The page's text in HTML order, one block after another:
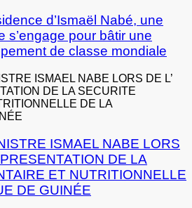
d’Ismaël Nabé, une
s’engage pour bâtir une
de classe mondiale
ISMAEL NABE LORS
DE LA
ET NUTRITIONNELLE
DE GUINÉE